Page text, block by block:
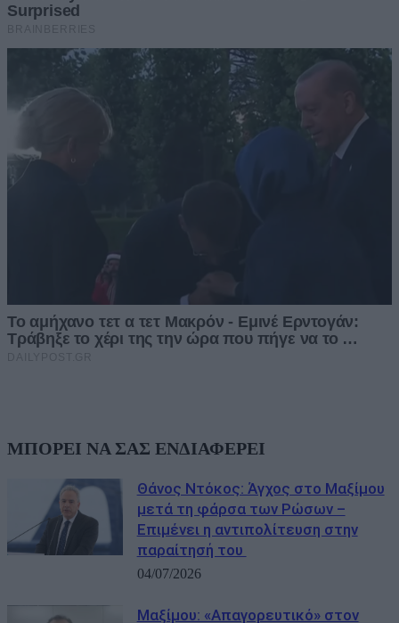
ΜΠΟΡΕΙ ΝΑ ΣΑΣ ΕΝΔΙΑΦΕΡΕΙ
Θάνος Ντόκος: Άγχος στο Μαξίμου
μετά τη φάρσα των Ρώσων –
Επιμένει η αντιπολίτευση στην
παραίτησή του
04/07/2026
Μαξίμου: «Απαγορευτικό» στον